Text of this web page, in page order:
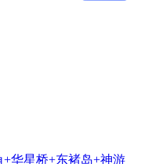
华星桥+东褚岛+神游